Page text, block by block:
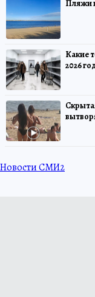
Пляжи
Какие
2026
Новости СМИ2